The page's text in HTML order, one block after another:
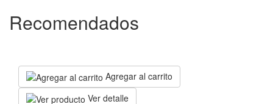
Recomendados
Agregar al carrito
Ver detalle